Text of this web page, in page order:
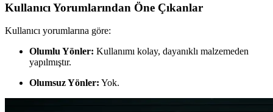
Kullanıcı Yorumlarından Öne Çıkanlar
Kullanıcı yorumlarına göre:
Olumlu Yönler: Kullanımı kolay, dayanıklı malzemeden
yapılmıştır.
Olumsuz Yönler: Yok.